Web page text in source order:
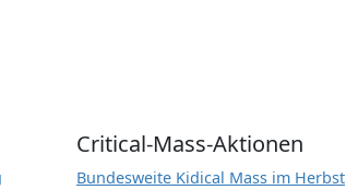
Critical-Mass-Aktionen
Bundesweite Kidical Mass im Herbst